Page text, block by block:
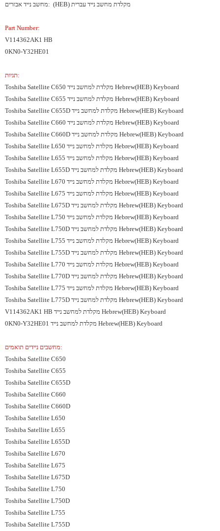
מחשב נייד אבזרים: (HEB) מקלדת מחשב נייד עברית
Part Number:
V114362AK1 HB
0KN0-Y32HE01
תגיות:
Toshiba Satellite C650 מקלדת למחשב נייד Hebrew(HEB) Keyboard
Toshiba Satellite C655 מקלדת למחשב נייד Hebrew(HEB) Keyboard
Toshiba Satellite C655D מקלדת למחשב נייד Hebrew(HEB) Keyboard
Toshiba Satellite C660 מקלדת למחשב נייד Hebrew(HEB) Keyboard
Toshiba Satellite C660D מקלדת למחשב נייד Hebrew(HEB) Keyboard
Toshiba Satellite L650 מקלדת למחשב נייד Hebrew(HEB) Keyboard
Toshiba Satellite L655 מקלדת למחשב נייד Hebrew(HEB) Keyboard
Toshiba Satellite L655D מקלדת למחשב נייד Hebrew(HEB) Keyboard
Toshiba Satellite L670 מקלדת למחשב נייד Hebrew(HEB) Keyboard
Toshiba Satellite L675 מקלדת למחשב נייד Hebrew(HEB) Keyboard
Toshiba Satellite L675D מקלדת למחשב נייד Hebrew(HEB) Keyboard
Toshiba Satellite L750 מקלדת למחשב נייד Hebrew(HEB) Keyboard
Toshiba Satellite L750D מקלדת למחשב נייד Hebrew(HEB) Keyboard
Toshiba Satellite L755 מקלדת למחשב נייד Hebrew(HEB) Keyboard
Toshiba Satellite L755D מקלדת למחשב נייד Hebrew(HEB) Keyboard
Toshiba Satellite L770 מקלדת למחשב נייד Hebrew(HEB) Keyboard
Toshiba Satellite L770D מקלדת למחשב נייד Hebrew(HEB) Keyboard
Toshiba Satellite L775 מקלדת למחשב נייד Hebrew(HEB) Keyboard
Toshiba Satellite L775D מקלדת למחשב נייד Hebrew(HEB) Keyboard
V114362AK1 HB מקלדת למחשב נייד Hebrew(HEB) Keyboard
0KN0-Y32HE01 מקלדת למחשב נייד Hebrew(HEB) Keyboard
מחשבים ניידים תואמים:
Toshiba Satellite C650
Toshiba Satellite C655
Toshiba Satellite C655D
Toshiba Satellite C660
Toshiba Satellite C660D
Toshiba Satellite L650
Toshiba Satellite L655
Toshiba Satellite L655D
Toshiba Satellite L670
Toshiba Satellite L675
Toshiba Satellite L675D
Toshiba Satellite L750
Toshiba Satellite L750D
Toshiba Satellite L755
Toshiba Satellite L755D